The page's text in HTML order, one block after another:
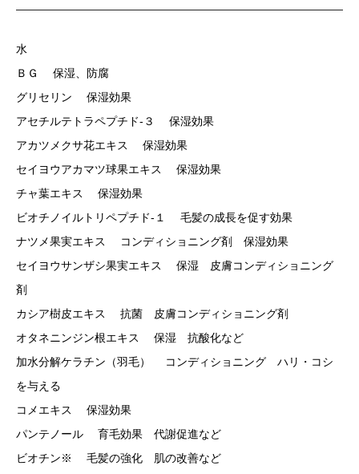
水
ＢＧ 保湿、防腐
グリセリン 保湿効果
アセチルテトラペプチド-３ 保湿効果
アカツメクサ花エキス 保湿効果
セイヨウアカマツ球果エキス 保湿効果
チャ葉エキス 保湿効果
ビオチノイルトリペプチド-１ 毛髪の成長を促す効果
ナツメ果実エキス コンディショニング剤 保湿効果
セイヨウサンザシ果実エキス 保湿 皮膚コンディショニング
剤
カシア樹皮エキス 抗菌 皮膚コンディショニング剤
オタネニンジン根エキス 保湿 抗酸化など
加水分解ケラチン（羽毛） コンディショニング ハリ・コシ
を与える
コメエキス 保湿効果
パンテノール 育毛効果 代謝促進など
ビオチン※ 毛髪の強化 肌の改善など